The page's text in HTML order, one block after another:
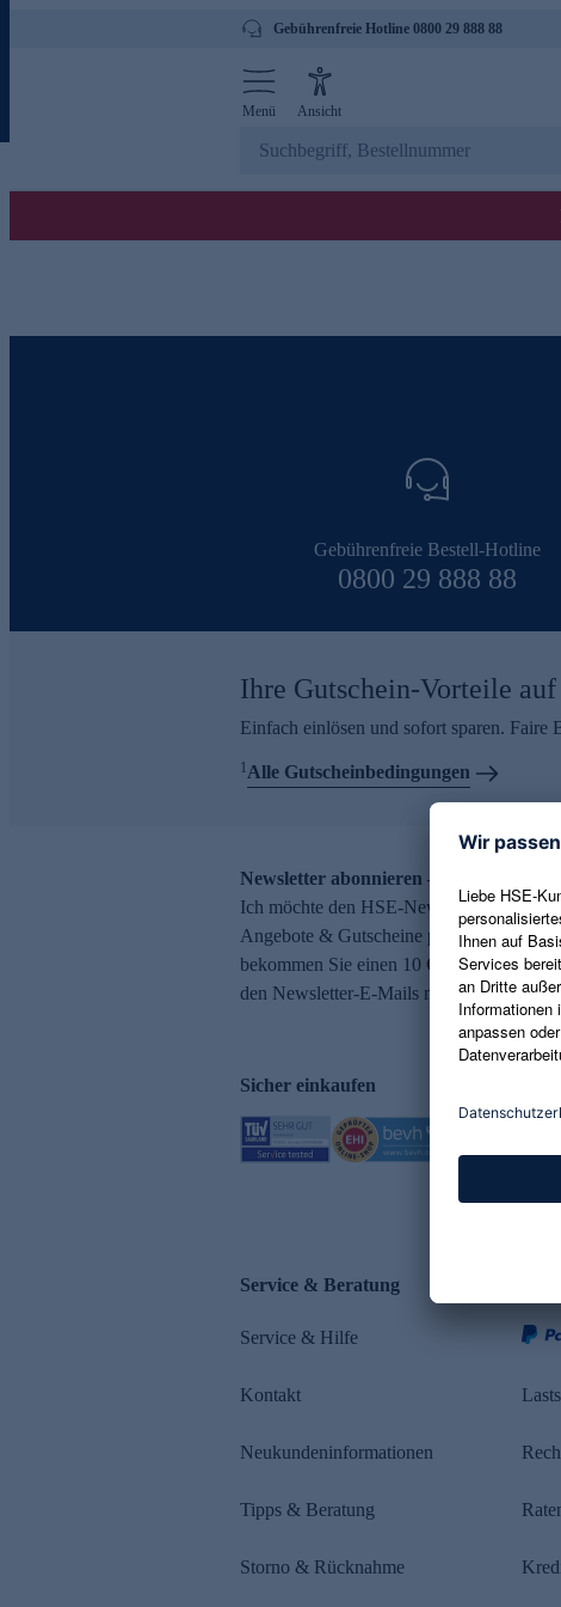
Gebührenfreie Hotline 0800 29 888 88
Menü Ansicht
Gebührenfreie Bestell-Hotline
0800 29 888 88
Ihre Gutschein-Vorteile
Einfach einlösen und sofort sparen. Faire
1Alle Gutscheinbedingungen
Newsletter abonnieren – 10 € Gutschein
Ich möchte den HSE-Newsletter
Angebote & Gutscheine per E-Mail
bekommen Sie einen 10 € Gutschein.
den Newsletter-E-Mails möglich.
Sicher einkaufen
Service & Beratung
Service & Hilfe
Kontakt
Neukundeninformationen
Tipps & Beratung
Storno & Rücknahme